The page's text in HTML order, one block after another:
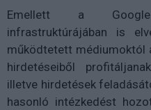
Emellett a
infrastruktúrájában is
működtetett médiumoktól
hirdetéseiből
illetve hirdetések
hasonló intézkedést